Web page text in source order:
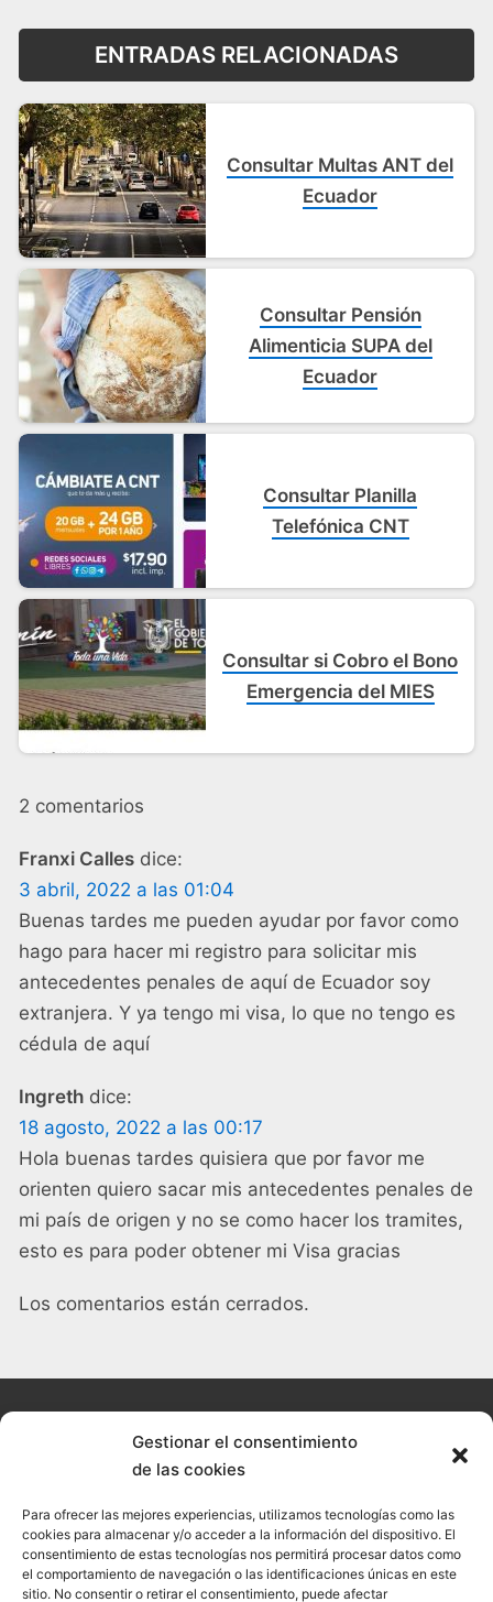
Gestionar el consentimiento
de las cookies
Para ofrecer las mejores experiencias, utilizamos tecnologías como las
cookies para almacenar y/o acceder a la información del dispositivo. El
consentimiento de estas tecnologías nos permitirá procesar datos como
el comportamiento de navegación o las identificaciones únicas en este
sitio. No consentir o retirar el consentimiento, puede afectar
ENTRADAS RELACIONADAS
Consultar Multas ANT del
Ecuador
Consultar Pensión
Alimenticia SUPA del
Ecuador
Consultar Planilla
Telefónica CNT
Consultar si Cobro el Bono
Emergencia del MIES
2 comentarios
Franxi Calles dice:
3 abril, 2022 a las 01:04
Buenas tardes me pueden ayudar por favor como
hago para hacer mi registro para solicitar mis
antecedentes penales de aquí de Ecuador soy
extranjera. Y ya tengo mi visa, lo que no tengo es
cédula de aquí
Ingreth dice:
18 agosto, 2022 a las 00:17
Hola buenas tardes quisiera que por favor me
orienten quiero sacar mis antecedentes penales de
mi país de origen y no se como hacer los tramites,
esto es para poder obtener mi Visa gracias
Los comentarios están cerrados.
Política de cookies
Política de privacidad